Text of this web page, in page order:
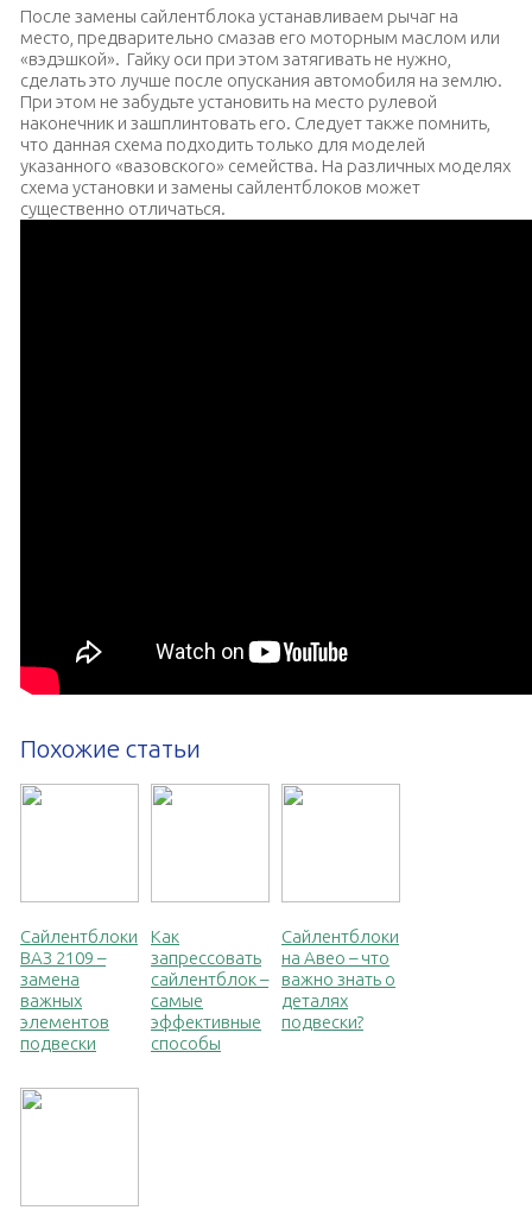
После замены сайлентблока устанавливаем рычаг на
место, предварительно смазав его моторным маслом или
«вэдэшкой». Гайку оси при этом затягивать не нужно,
сделать это лучше после опускания автомобиля на землю.
При этом не забудьте установить на место рулевой
наконечник и зашплинтовать его. Следует также помнить,
что данная схема подходить только для моделей
указанного «вазовского» семейства. На различных моделях
схема установки и замены сайлентблоков может
существенно отличаться.
Похожие статьи
Сайлентблоки
ВАЗ 2109 –
замена
важных
элементов
подвески
Как
запрессовать
сайлентблок –
самые
эффективные
способы
Сайлентблоки
на Авео – что
важно знать о
деталях
подвески?